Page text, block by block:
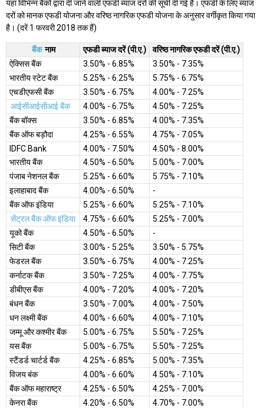
यहां विभिन्न बैंकों द्वारा दी जाने वाली एफडी ब्याज दरों की सूची दी गई है। एफडी के लिए ब्याज
दरों को मानक एफडी योजना और वरिष्ठ नागरिक एफडी योजना के अनुसार वर्गीकृत किया गया
है। (दरें 1 फरवरी 2018 तक हैं)
बैंक नाम एफडी ब्याज दरें (पी.ए.)
वरिष्ठ नागरिक एफडी दरें (पी.ए.)
ऐक्सिस बैंक
3.50% - 6.85%
3.50% - 7.35%
भारतीय स्टेट बैंक
5.25% - 6.25%
5.75% - 6.75%
एचडीएफसी बैंक
3.50% - 6.75%
4.00% - 7.25%
आईसीआईसीआई बैंक
4.00% - 6.75%
4.50% - 7.25%
बैंक बॉक्स
3.50% - 6.85%
4.00% - 7.35%
बैंक ऑफ बड़ौदा
4.25% - 6.55%
4.75% - 7.05%
IDFC Bank
4.00% - 7.50%
4.50% - 8.00%
भारतीय बैंक
4.50% - 6.50%
5.00% - 7.00%
पंजाब नेशनल बैंक
5.25% - 6.60%
5.75% - 7.10%
इलाहाबाद बैंक
4.00% - 6.50%
-
बैंक ऑफ इंडिया
5.25% - 6.60%
5.25% - 7.10%
सेंट्रल बैंक ऑफ इंडिया
4.75% - 6.60%
5.25% - 7.00%
यूको बैंक
4.50% - 6.50%
-
सिटी बैंक
3.00% - 5.25%
3.50% - 5.75%
फेडरल बैंक
3.50% - 6.75%
4.00% - 7.25%
कर्नाटक बैंक
3.50% - 7.25%
4.00% - 7.75%
डीबीएस बैंक
4.00% - 7.20%
4.00% - 7.20%
बंधन बैंक
3.50% - 7.00%
4.00% - 7.50%
धन लक्ष्मी बैंक
4.00% - 6.60%
4.00% - 7.10%
जम्मू और कश्मीर बैंक
5.00% - 6.75%
5.50% - 7.25%
यस बैंक
5.00% - 6.75%
5.50% - 7.25%
स्टैंडर्ड चार्टर्ड बैंक
4.25% - 6.85%
5.00% - 7.35%
विजय बंक
4.00% - 6.60%
4.50% - 7.10%
बैंक ऑफ महाराष्ट्र
4.25% - 6.50%
4.25% - 7.00%
केनरा बैंक
4.20% - 6.50%
4.70% - 7.00%